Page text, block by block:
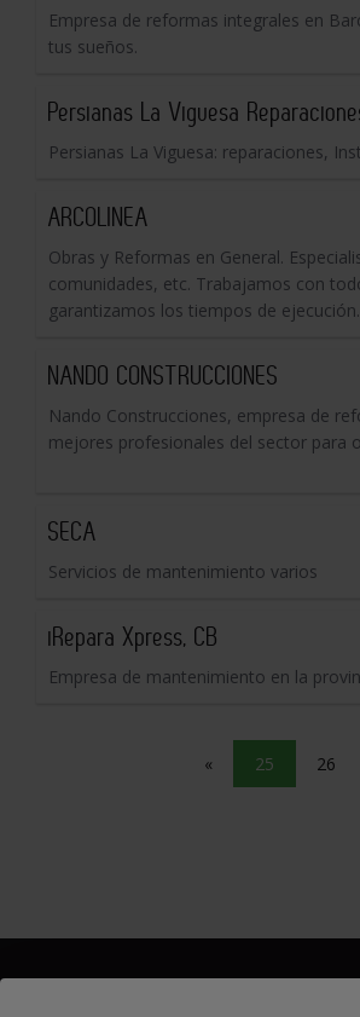
Empresa de reformas integrales en
tus sueños.
Persianas La Viguesa
Persianas La Viguesa: reparaciones,
ARCOLINEA
Obras y Reformas en General.
comunidades, etc. Trabajamos con
garantizamos los tiempos de ejecución.
NANDO CONSTRUCCIONES
Nando Construcciones, empresa de
mejores profesionales del sector para
SECA
Servicios de mantenimiento varios
iRepara Xpress, CB
Empresa de mantenimiento en la
« 25 26